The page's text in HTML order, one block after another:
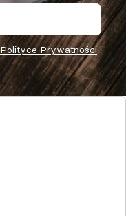
Polityce Prywatności